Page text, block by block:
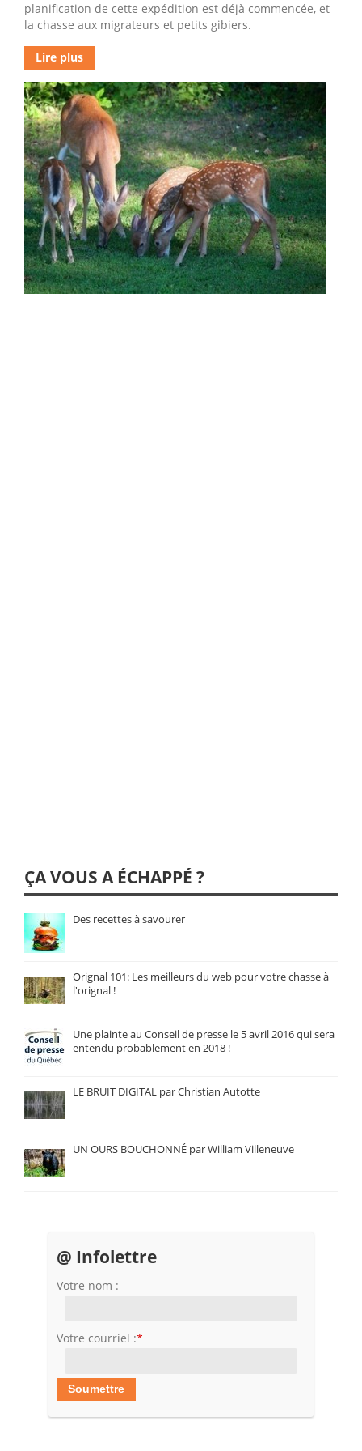
planification de cette expédition est déjà commencée, et
la chasse aux migrateurs et petits gibiers.
Lire plus
ÇA VOUS A ÉCHAPPÉ ?
Des recettes à savourer
Orignal 101: Les meilleurs du web pour votre chasse à
l'orignal !
Une plainte au Conseil de presse le 5 avril 2016 qui sera
entendu probablement en 2018 !
LE BRUIT DIGITAL par Christian Autotte
UN OURS BOUCHONNÉ par William Villeneuve
@ Infolettre
Votre nom :
Votre courriel :*